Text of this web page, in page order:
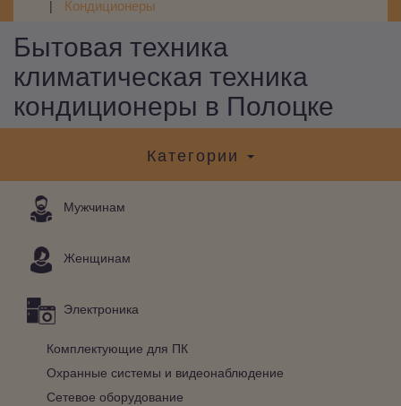
Кондиционеры
Бытовая техника
климатическая техника
кондиционеры в Полоцке
Категории
Мужчинам
Женщинам
Электроника
Комплектующие для ПК
Охранные системы и видеонаблюдение
Сетевое оборудование